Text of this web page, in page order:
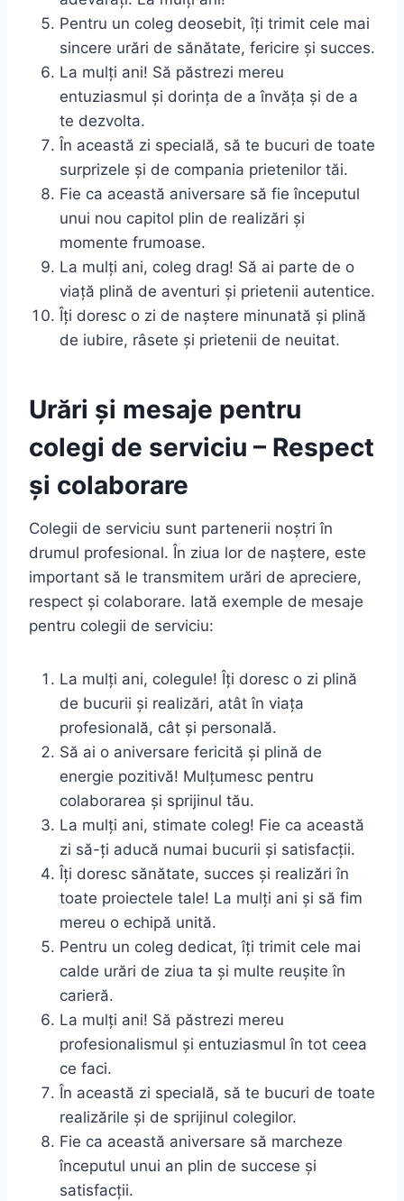
Pentru un coleg deosebit, îți trimit cele mai
sincere urări de sănătate, fericire și succes.
La mulți ani! Să păstrezi mereu
entuziasmul și dorința de a învăța și de a
te dezvolta.
În această zi specială, să te bucuri de toate
surprizele și de compania prietenilor tăi.
Fie ca această aniversare să fie începutul
unui nou capitol plin de realizări și
momente frumoase.
La mulți ani, coleg drag! Să ai parte de o
viață plină de aventuri și prietenii autentice.
Îți doresc o zi de naștere minunată și plină
de iubire, râsete și prietenii de neuitat.
Urări și mesaje pentru
colegi de serviciu – Respect
și colaborare
Colegii de serviciu sunt partenerii noștri în
drumul profesional. În ziua lor de naștere, este
important să le transmitem urări de apreciere,
respect și colaborare. Iată exemple de mesaje
pentru colegii de serviciu:
La mulți ani, colegule! Îți doresc o zi plină
de bucurii și realizări, atât în viața
profesională, cât și personală.
Să ai o aniversare fericită și plină de
energie pozitivă! Mulțumesc pentru
colaborarea și sprijinul tău.
La mulți ani, stimate coleg! Fie ca această
zi să-ți aducă numai bucurii și satisfacții.
Îți doresc sănătate, succes și realizări în
toate proiectele tale! La mulți ani și să fim
mereu o echipă unită.
Pentru un coleg dedicat, îți trimit cele mai
calde urări de ziua ta și multe reușite în
carieră.
La mulți ani! Să păstrezi mereu
profesionalismul și entuziasmul în tot ceea
ce faci.
În această zi specială, să te bucuri de toate
realizările și de sprijinul colegilor.
Fie ca această aniversare să marcheze
începutul unui an plin de succese și
satisfacții.